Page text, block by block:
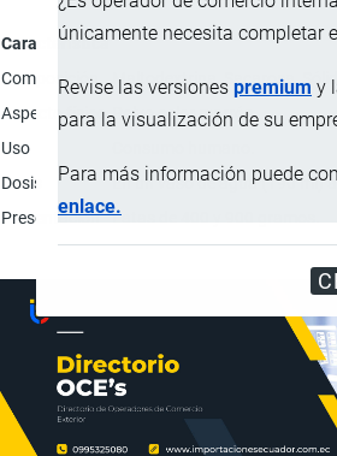
únicamente necesita completar
Revise las versiones premium y
para la visualización de su
Para más información puede
enlace.
Característica
Composición
Maltodextrina, Sacarosa,
Aspecto físico Polvo color marrón.
Uso
Dosis
En un vaso de agua (190 ml)
Presentación
Latas de 400 y 900 gramos.